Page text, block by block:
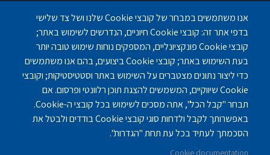
בית אבות בפתח תקוה
בית בלב כפר סבא
בית אבות בחיפה
פנחס לבון 18 ,לב יסמין, קומה-2, נתניה
אנו משתמשים במבחר של קובצי Cookie שלנו ושל צד שלישי
בדפי אתר זה: קובצי Cookie חיוניים, הנדרשים לשימוש באתר;
קובצי Cookie פונקציונליים, המספקים נוחות שימוש טובה יותר
בעת השימוש באתר; קובצי Cookie ביצועים, בהם אנו משתמשים
כדי ליצור נתונים מצטברים על השימוש באתר וסטטיסטיקות; וקובצי
Cookie שיווקיים, המשמשים להצגת תוכן רלוונטי ופרסום. אם
תבחר "קבל הכל", אתה מסכים לשימוש בכל קובצי ה-Cookie.
באפשרותך לקבל ולדחות סוגי קובצי Cookie בודדים ולבטל את
הסכמתך לעתיד בכל עת תחת "הגדרות".
Cookie documentation